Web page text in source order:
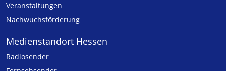
Veranstaltungen
Nachwuchsförderung
Medienstandort Hessen
Radiosender